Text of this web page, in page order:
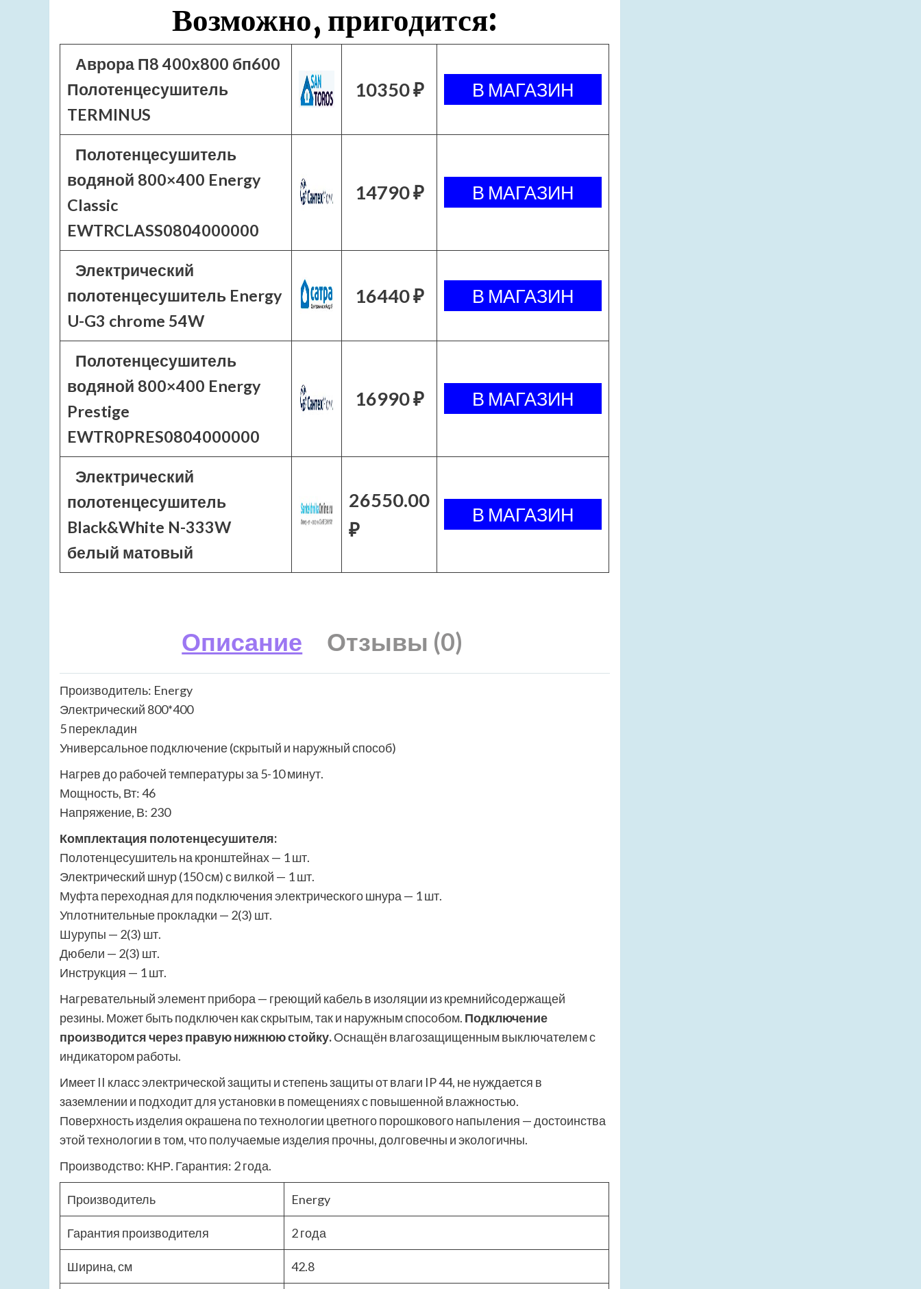
Возможно, пригодится:
Аврора П8 400х800 бп600
Полотенцесушитель
TERMINUS
10350 ₽
Полотенцесушитель
водяной 800×400 Energy
Classic
EWTRCLASS0804000000
14790 ₽
Электрический
полотенцесушитель Energy
U-G3 chrome 54W
16440 ₽
Полотенцесушитель
водяной 800×400 Energy
Prestige
EWTR0PRES0804000000
16990 ₽
Электрический
полотенцесушитель
Black&White N-333W
белый матовый
26550.00
₽
Описание Отзывы (0)
Производитель: Energy
Электрический 800*400
5 перекладин
Универсальное подключение (скрытый и наружный способ)
Нагрев до рабочей температуры за 5-10 минут.
Мощность, Вт: 46
Напряжение, В: 230
Комплектация полотенцесушителя:
Полотенцесушитель на кронштейнах — 1 шт.
Электрический шнур (150 см) с вилкой — 1 шт.
Муфта переходная для подключения электрического шнура — 1 шт.
Уплотнительные прокладки — 2(3) шт.
Шурупы — 2(3) шт.
Дюбели — 2(3) шт.
Инструкция — 1 шт.
Нагревательный элемент прибора — греющий кабель в изоляции из кремнийсодержащей
резины. Может быть подключен как скрытым, так и наружным способом. Подключение
производится через правую нижнюю стойку.Оснащён влагозащищенным выключателем с
индикатором работы.
Имеет II класс электрической защиты и степень защиты от влаги IP 44, не нуждается в
заземлении и подходит для установки в помещениях с повышенной влажностью.
Поверхность изделия окрашена по технологии цветного порошкового напыления — достоинства
этой технологии в том, что получаемые изделия прочны, долговечны и экологичны.
Производство: КНР. Гарантия: 2 года.
Производитель Energy
Гарантия производителя 2 года
Ширина, см 42.8